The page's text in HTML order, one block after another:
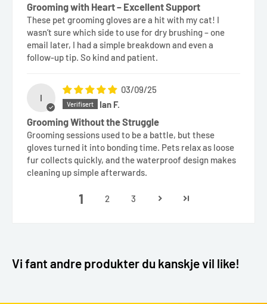
Grooming with Heart – Excellent Support
These pet grooming gloves are a hit with my cat! I
wasn’t sure which side to use for dry brushing – one
email later, I had a simple breakdown and even a
follow-up tip. So kind and patient.
I
03/09/25
Ian F.
Grooming Without the Struggle
Grooming sessions used to be a battle, but these
gloves turned it into bonding time. Pets relax as loose
fur collects quickly, and the waterproof design makes
cleaning up simple afterwards.
1 2 3
Vi fant andre produkter du kanskje vil like!